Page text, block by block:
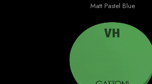
Matt Pastel Blue